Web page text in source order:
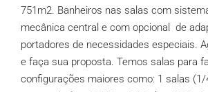
751m2. Banheiros nas salas com
mecânica central e com opcional de
portadores de necessidades especiais.
e faça sua proposta. Temos salas para
configurações maiores como: 1 salas